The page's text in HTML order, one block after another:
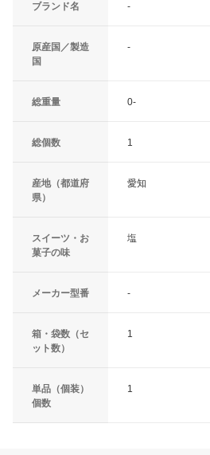
ブランド名 -
原産国／製造
国
-
総重量 0-
総個数 1
産地（都道府
県）
愛知
スイーツ・お
菓子の味
塩
メーカー型番 -
箱・袋数（セ
ット数）
1
単品（個装）
個数
1